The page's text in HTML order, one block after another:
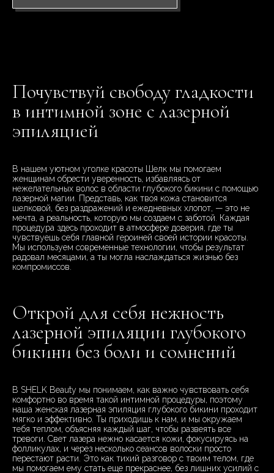
Почувствуй свободу гладкости
в интимной зоне с лазерной
эпиляцией
В нашем уютном уголке красоты Шелк мы помогаем
женщинам обрести уверенность, избавляясь от
нежелательных волос в области глубокого бикини с помощью
лазерной магии. Представь, как твоя кожа становится
шелковой, без раздражений и ежедневных хлопот, — это не
мечта, а реальность, которую мы создаем с заботой. Каждая
процедура здесь проходит в атмосфере доверия, где ты
чувствуешь себя главной героиней своей истории красоты.
Мы используем современные технологии, чтобы результат
радовал месяцами, а ты могла наслаждаться жизнью без
компромиссов.
Открой для себя нежность
лазерной эпиляции глубокого
бикини без боли и сомнений
В SHELK Beauty мы понимаем, как важно чувствовать себя
комфортно во время такой интимной процедуры, поэтому
наша женская лазерная эпиляция глубокого бикини проходит
мягко и эффективно. Ты приходишь к нам, и мы окружаем
тебя теплом, объясняя каждый шаг, чтобы развеять все
тревоги. Свет лазера нежно касается кожи, фокусируясь на
фолликулах, и через несколько сеансов волоски просто
перестают расти. Это как тихий разговор с твоим телом, где
мы помогаем ему стать еще прекраснее, без лишних усилий с